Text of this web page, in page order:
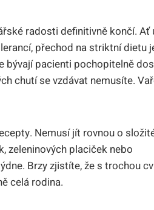
radosti definitivně končí. Ať
přechod na striktní dietu
bývají pacienti pochopitelně
chutí se vzdávat nemusíte.
Nemusí jít rovnou o
zeleninových placiček nebo
Brzy zjistíte, že s trochou
celá rodina.